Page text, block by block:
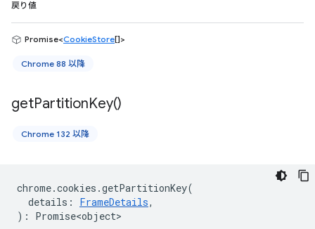
戻り値
Promise<CookieStore[]>
Chrome 88 以降
getPartitionKey()
Chrome 132 以降
chrome.cookies .getPartitionKey(
details : FrameDetails,
) : Promise<object>